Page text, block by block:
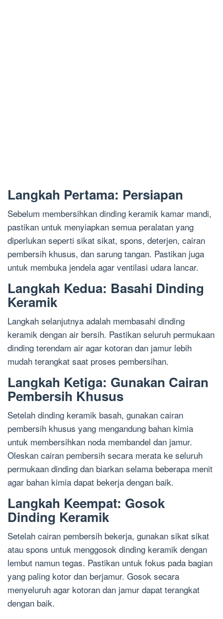
Langkah Pertama: Persiapan
Sebelum membersihkan dinding keramik kamar mandi,
pastikan untuk menyiapkan semua peralatan yang
diperlukan seperti sikat sikat, spons, deterjen, cairan
pembersih khusus, dan sarung tangan. Pastikan juga
untuk membuka jendela agar ventilasi udara lancar.
Langkah Kedua: Basahi Dinding
Keramik
Langkah selanjutnya adalah membasahi dinding
keramik dengan air bersih. Pastikan seluruh permukaan
dinding terendam air agar kotoran dan jamur lebih
mudah terangkat saat proses pembersihan.
Langkah Ketiga: Gunakan Cairan
Pembersih Khusus
Setelah dinding keramik basah, gunakan cairan
pembersih khusus yang mengandung bahan kimia
untuk membersihkan noda membandel dan jamur.
Oleskan cairan pembersih secara merata ke seluruh
permukaan dinding dan biarkan selama beberapa menit
agar bahan kimia dapat bekerja dengan baik.
Langkah Keempat: Gosok
Dinding Keramik
Setelah cairan pembersih bekerja, gunakan sikat sikat
atau spons untuk menggosok dinding keramik dengan
lembut namun tegas. Pastikan untuk fokus pada bagian
yang paling kotor dan berjamur. Gosok secara
menyeluruh agar kotoran dan jamur dapat terangkat
dengan baik.